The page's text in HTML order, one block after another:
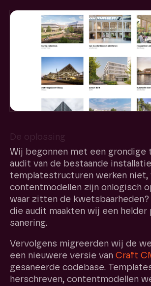
De oplossing
Wij begonnen met een grondige
audit van de bestaande
templatestructuren werken niet,
contentmodellen zijn onlogisch
waar zitten de kwetsbaarheden?
die audit maakten wij een helder
sanering.
Vervolgens migreerden wij de
een nieuwere versie van Craft
gesaneerde codebase.
herschreven, contentmodellen